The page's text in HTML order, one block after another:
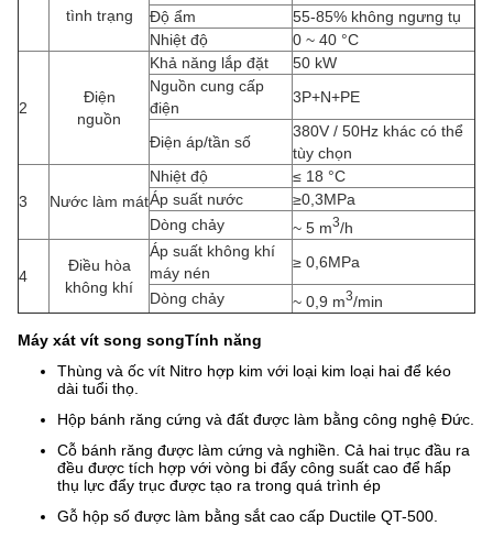
tình trạng
Độ ẩm
55-85% không ngưng tụ
Nhiệt độ
0 ~ 40 °C
2
Điện
nguồn
Khả năng lắp đặt
50 kW
Nguồn cung cấp
điện
3P+N+PE
Điện áp/tần số
380V / 50Hz khác có thể
tùy chọn
3 Nước làm mát
Nhiệt độ
≤ 18 °C
Áp suất nước
≥0,3MPa
Dòng chảy
~ 5 m3/h
4
Điều hòa
không khí
Áp suất không khí
máy nén
≥ 0,6MPa
Dòng chảy ~ 0,9 m3/min
Máy xát vít song songTính năng
Thùng và ốc vít Nitro hợp kim với loại kim loại hai để kéo
dài tuổi thọ.
Hộp bánh răng cứng và đất được làm bằng công nghệ Đức.
Cỗ bánh răng được làm cứng và nghiền. Cả hai trục đầu ra
đều được tích hợp với vòng bi đẩy công suất cao để hấp
thụ lực đẩy trục được tạo ra trong quá trình ép
Gỗ hộp số được làm bằng sắt cao cấp Ductile QT-500.